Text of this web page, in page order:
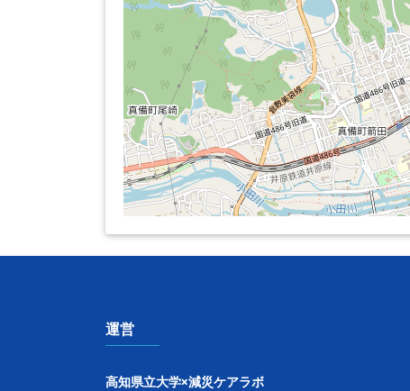
運営
高知県立大学×減災ケアラボ